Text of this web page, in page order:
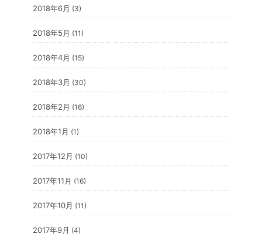
2018年6月 (3)
2018年5月 (11)
2018年4月 (15)
2018年3月 (30)
2018年2月 (16)
2018年1月 (1)
2017年12月 (10)
2017年11月 (16)
2017年10月 (11)
2017年9月 (4)